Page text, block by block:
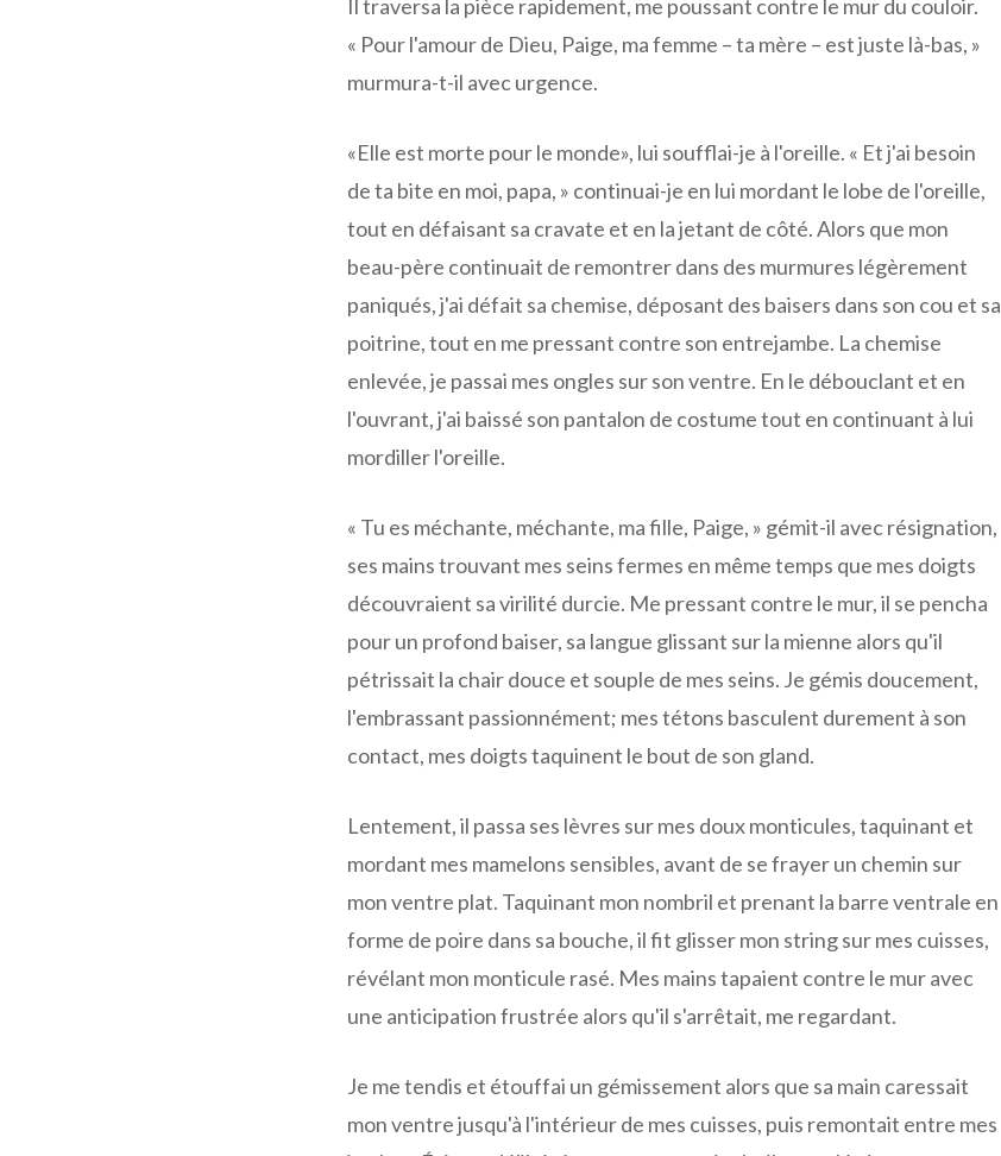
Il traversa la pièce rapidement, me poussant contre le mur du couloir.
« Pour l'amour de Dieu, Paige, ma femme – ta mère – est juste là-bas, »
murmura-t-il avec urgence.
«Elle est morte pour le monde», lui soufflai-je à l'oreille. « Et j'ai besoin
de ta bite en moi, papa, » continuai-je en lui mordant le lobe de l'oreille,
tout en défaisant sa cravate et en la jetant de côté. Alors que mon
beau-père continuait de remontrer dans des murmures légèrement
paniqués, j'ai défait sa chemise, déposant des baisers dans son cou et sa
poitrine, tout en me pressant contre son entrejambe. La chemise
enlevée, je passai mes ongles sur son ventre. En le débouclant et en
l'ouvrant, j'ai baissé son pantalon de costume tout en continuant à lui
mordiller l'oreille.
« Tu es méchante, méchante, ma fille, Paige, » gémit-il avec résignation,
ses mains trouvant mes seins fermes en même temps que mes doigts
découvraient sa virilité durcie. Me pressant contre le mur, il se pencha
pour un profond baiser, sa langue glissant sur la mienne alors qu'il
pétrissait la chair douce et souple de mes seins. Je gémis doucement,
l'embrassant passionnément; mes tétons basculent durement à son
contact, mes doigts taquinent le bout de son gland.
Lentement, il passa ses lèvres sur mes doux monticules, taquinant et
mordant mes mamelons sensibles, avant de se frayer un chemin sur
mon ventre plat. Taquinant mon nombril et prenant la barre ventrale en
forme de poire dans sa bouche, il fit glisser mon string sur mes cuisses,
révélant mon monticule rasé. Mes mains tapaient contre le mur avec
une anticipation frustrée alors qu'il s'arrêtait, me regardant.
Je me tendis et étouffai un gémissement alors que sa main caressait
mon ventre jusqu'à l'intérieur de mes cuisses, puis remontait entre mes